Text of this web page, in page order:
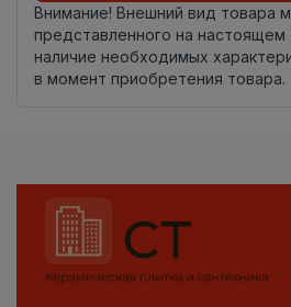
Внимание! Внешний вид товара
представленного на
наличие необходимых
в момент приобретения товара.